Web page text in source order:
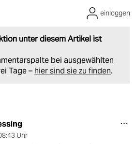
unter diesem Artikel ist
bei ausgewählten
Tage – hier sind sie zu finden.
einloggen
Uhr